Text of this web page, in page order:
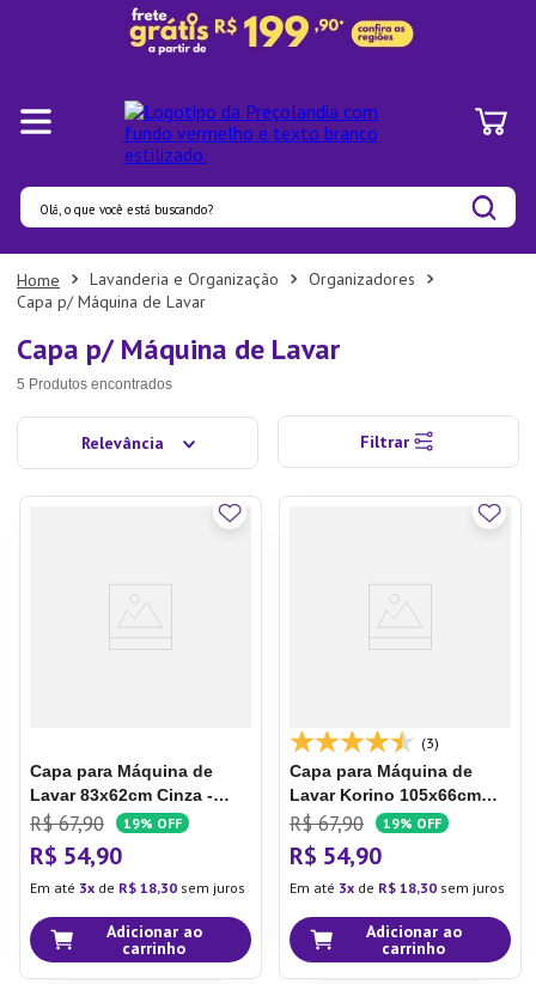
Olá, o que você está buscando?
Lavanderia e Organização
Organizadores
Capa p/ Máquina de Lavar
Capa p/ Máquina de Lavar
5 Produtos
Relevância Filtrar
Capa para Máquina de
Lavar 83x62cm Cinza -
Plast Leo
R$ 67,90 19% OFF
R$ 54,90
Em até 3 de R$ 18,30 sem juros
Adicionar ao
carrinho
(3)
Capa para Máquina de
Lavar Korino 105x66cm
Cinza - Plast Leo
R$ 67,90 19% OFF
R$ 54,90
Em até 3 de R$ 18,30 sem juros
Adicionar ao
carrinho
Termos mais buscados
1 º
Pratos
2º
Panelas
3º
Organizadores
Bambu
5º
Prato
Tapete